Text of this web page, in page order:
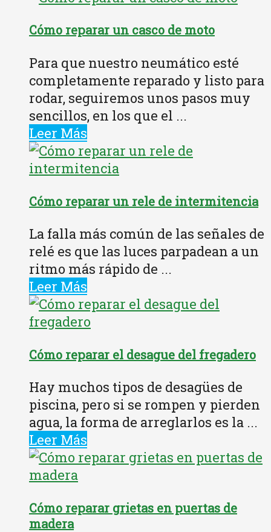
Cómo reparar un casco de moto
Para que nuestro neumático esté
completamente reparado y listo para
rodar, seguiremos unos pasos muy
sencillos, en los que el ...
Leer Más
Cómo reparar un rele de intermitencia
La falla más común de las señales de
relé es que las luces parpadean a un
ritmo más rápido de ...
Leer Más
Cómo reparar el desague del fregadero
Hay muchos tipos de desagües de
piscina, pero si se rompen y pierden
agua, la forma de arreglarlos es la ...
Leer Más
Cómo reparar grietas en puertas de
madera